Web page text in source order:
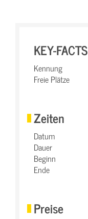
KEY-FACTS
Kennung
Freie Plätze
Zeiten
Datum
Dauer
Beginn
Ende
Preise